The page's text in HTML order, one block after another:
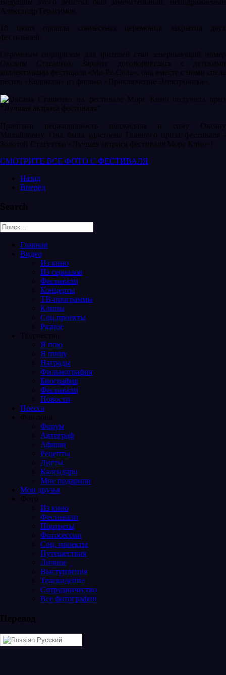
Александр Герасимов.
18 июля прошла совместная церемония закрытия двух
фестивалей.
Огромным сюрпризом для зрителей стал завершающий номер
Оксаны Сташенко. Заранее договорившись с детскими
коллективами фестиваля «Мо-Ре-Соль», она вместе с ними спела
песню «Колокола» из фильма «Приключение Электроника».
Приятная неожиданность поджидала и саму Оксану
Михайловну. Она была удостоена Главного приза фестиваля -
Золотой Статуэтки «Лучшая актриса фестиваля Море Кино»!
СМОТРИТЕ ВСЕ ФОТО С ФЕСТИВАЛЯ
Назад
Вперёд
Search
Главная
Видео
Из кино
Из сериалов
Фестивали
Концерты
ТВ-программы
Клипы
Соц.проекты
Разное
Творчество
Я пою
Я пишу
Награды
Фильмография
Биография
Фестивали
Новости
Пресса
Фан-зона
Форум
Автограф
Афиши
Рецепты
Диеты
Календари
Мне подарили
Мои друзья
Фото
Из кино
Фестивали
Портреты
Фотосессии
Соц. проекты
Путешествия
Личное
Выступления
Телевидение
Сотрудничество
Все фотографии
Перевод
Русский